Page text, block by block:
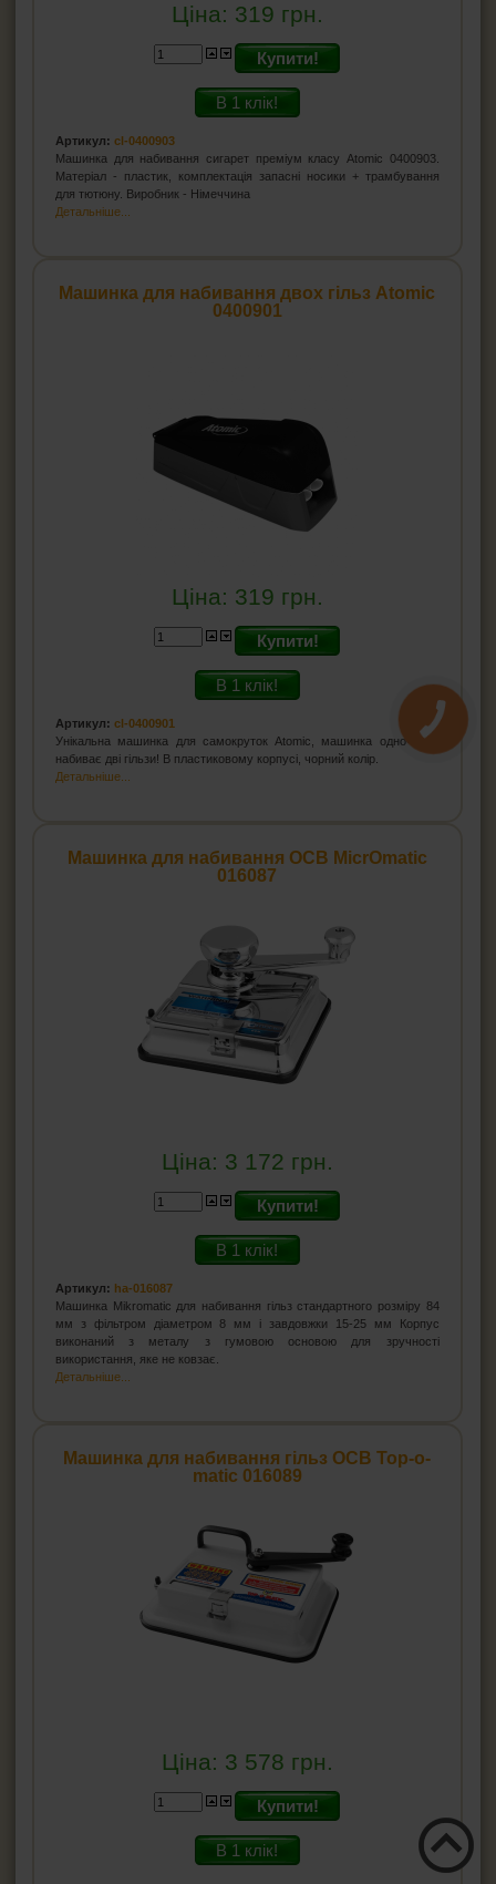
Ціна: 319 грн.
Купити!
В 1 клік!
Артикул: cl-0400903
Машинка для набивання сигарет преміум класу Atomic 0400903.
Матеріал - пластик, комплектація запасні носики + трамбування
для тютюну. Виробник - Німеччина
Детальніше...
Машинка для набивання двох гільз Atomic
0400901
Ціна: 319 грн.
Купити!
В 1 клік!
Артикул: cl-0400901
Унікальна машинка для самокруток Atomiс, машинка одночасно
набиває дві гільзи! В пластиковому корпусі, чорний колір.
Детальніше...
Машинка для набивання OCB MiсrOmatic
016087
Ціна: 3 172 грн.
Купити!
В 1 клік!
Артикул: ha-016087
Машинка Mikromatic для набивання гільз стандартного розміру 84
мм з фільтром діаметром 8 мм і завдовжки 15-25 мм Корпус
виконаний з металу з гумовою основою для зручності
використання, яке не ковзає.
Детальніше...
Машинка для набивання гільз OCB Top-o-
matic 016089
Ціна: 3 578 грн.
Купити!
В 1 клік!